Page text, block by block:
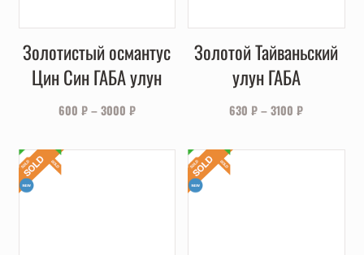
Золотистый османтус
Цин Син ГАБА улун
600 ₽–3000 ₽
Золотой Тайваньский
улун ГАБА
630₽–3100₽